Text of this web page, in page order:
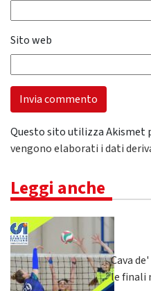
Sito web
Questo sito utilizza Akismet
vengono elaborati i dati
Leggi anche
Cava
le finali